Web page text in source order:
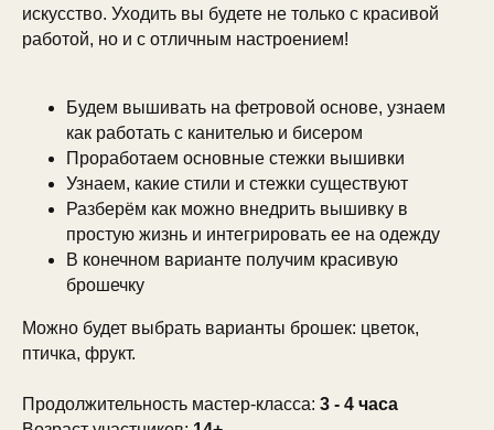
искусство. Уходить вы будете не только с красивой
работой, но и с отличным настроением!
Будем вышивать на фетровой основе, узнаем
как работать с канителью и бисером
Проработаем основные стежки вышивки
Узнаем, какие стили и стежки существуют
Разберём как можно внедрить вышивку в
простую жизнь и интегрировать ее на одежду
В конечном варианте получим красивую
брошечку
Можно будет выбрать варианты брошек: цветок,
птичка, фрукт.
Продолжительность мастер-класса: 3 - 4 часа